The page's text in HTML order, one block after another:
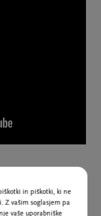
in piškotki, ki ne
Z vašim soglasjem pa
vaše uporabniške